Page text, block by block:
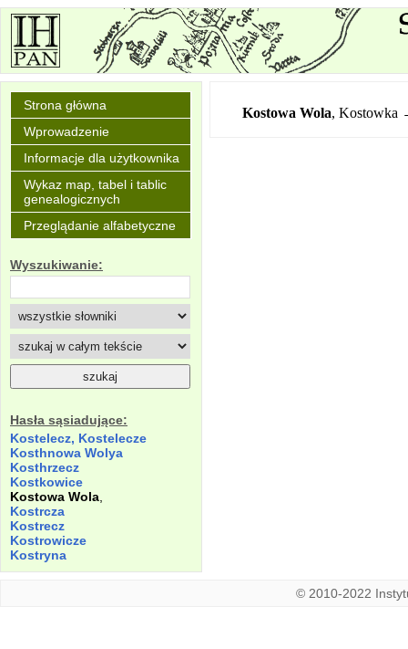
Strona główna
Wprowadzenie
Informacje dla użytkownika
Wykaz map, tabel i tablic
genealogicznych
Przeglądanie alfabetyczne
Wyszukiwanie:
Hasła sąsiadujące:
Kostelecz, Kostelecze
Kosthnowa Wolya
Kosthrzecz
Kostkowice
Kostowa Wola
Kostrcza
Kostrecz
Kostrowicze
Kostryna
Kostowa Wola, Kostowka
© 2010-2022